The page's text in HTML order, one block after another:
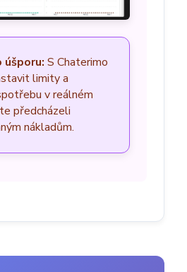
úšporu: S Chaterimo
limity a
v reálném
předcházeli
nákladům.